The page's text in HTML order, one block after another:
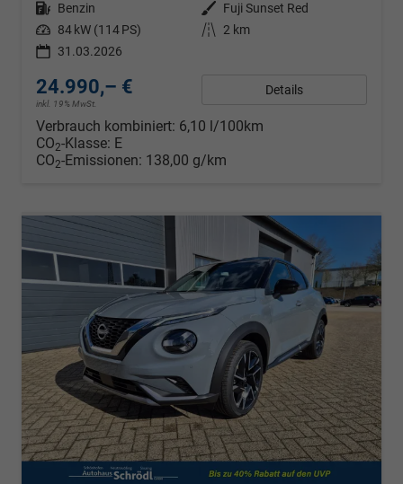
Kraftstoff Benzin Außenfarbe
Fuji Sunset Red
Leistung 84 kW (114 PS) Kilometerstand
2 km
31.03.2026
24.990,– €
inkl. 19% MwSt.
Details
Verbrauch kombiniert: 6,10 l/100km
CO2-Klasse: E
CO2-Emissionen: 138,00 g/km